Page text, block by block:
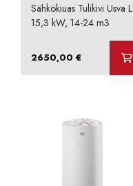
Sähkökiuas Tulikivi Usva L
15,3 kW, 14-24 m3
2650,00€